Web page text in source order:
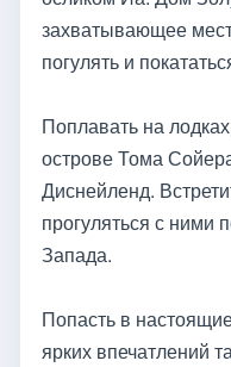
захватывающее
погулять и
Поплавать на
острове Тома
Диснейленд.
прогуляться с ними
Запада.
Попасть в
ярких впечатлений